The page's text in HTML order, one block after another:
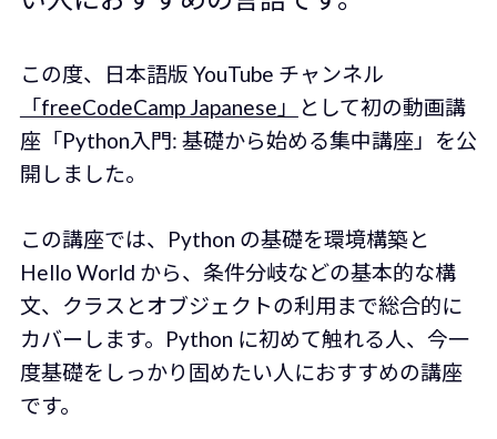
この度、日本語版 YouTube チャンネル
「freeCodeCamp Japanese」
として初の動画講
座「Python入門: 基礎から始める集中講座」を公
開しました。
この講座では、Python の基礎を環境構築と
Hello World から、条件分岐などの基本的な構
文、クラスとオブジェクトの利用まで総合的に
カバーします。Python に初めて触れる人、今一
度基礎をしっかり固めたい人におすすめの講座
です。